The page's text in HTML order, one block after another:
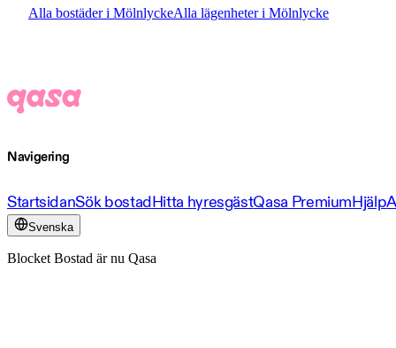
Alla bostäder i MölnlyckeAlla lägenheter i Mölnlycke
Navigering
StartsidanSök bostadHitta hyresgästQasa PremiumHjälp
Svenska
Blocket Bostad är nu Qasa